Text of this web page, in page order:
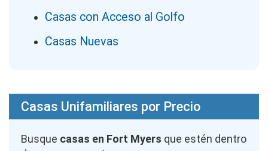
Casas con Acceso al Golfo
Casas Nuevas
Casas Unifamiliares por Precio
Busque casas en Fort Myers que estén dentro